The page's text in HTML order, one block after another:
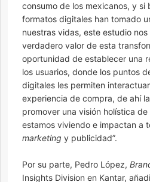
consumo de los mexicanos, y si
formatos digitales han tomado
nuestras vidas, este estudio
verdadero valor de esta
oportunidad de establecer una
los usuarios, donde los puntos
digitales les permiten
experiencia de compra, de ahí
promover una visión holística
estamos viviendo e impactan a
marketing y publicidad”.
Por su parte, Pedro López,
Insights Division en Kantar,